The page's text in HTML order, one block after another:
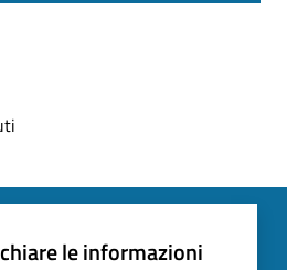
le informazioni